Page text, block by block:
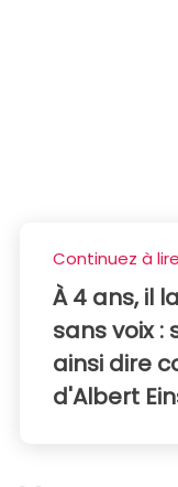
Continuez à
À 4 ans, il
sans voix :
ainsi dire
d'Albert